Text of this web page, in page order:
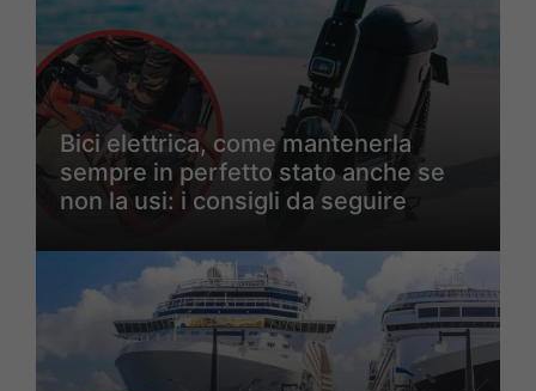
Bici elettrica, come mantenerla
sempre in perfetto stato anche se
non la usi: i consigli da seguire